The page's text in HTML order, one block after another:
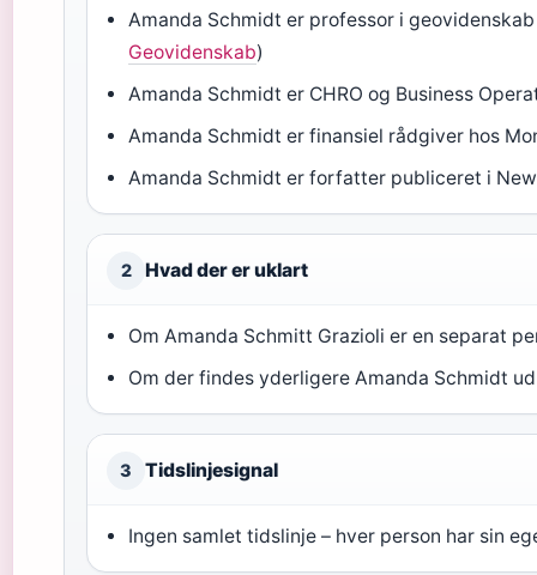
Amanda Schmidt er professor i
Geovidenskab)
Amanda Schmidt er CHRO og Business
Amanda Schmidt er finansiel rådgiver hos
Amanda Schmidt er forfatter publiceret i
2 Hvad der er uklart
Om Amanda Schmitt Grazioli er en separat
Om der findes yderligere Amanda Schmidt
3 Tidslinjesignal
Ingen samlet tidslinje – hver person har sin